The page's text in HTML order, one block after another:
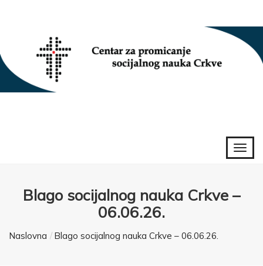
Blago socijalnog nauka Crkve –
06.06.26.
Naslovna Blago socijalnog nauka Crkve – 06.06.26.